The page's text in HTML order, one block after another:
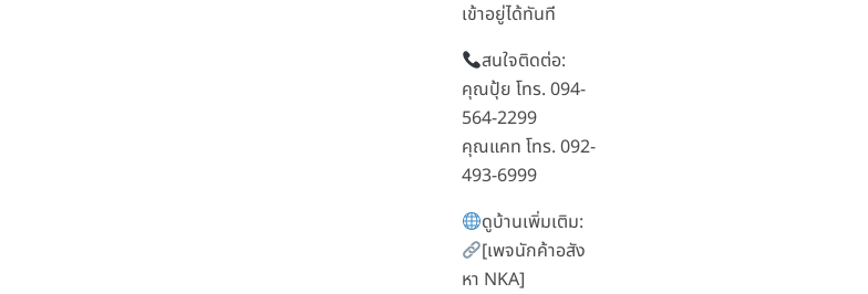
เข้าอยู่ได้ทันที
สนใจติดต่อ:
คุณปุ้ย โทร. 094-
564-2299
คุณแคท โทร. 092-
493-6999
ดูบ้านเพิ่มเติม:
[เพจนักค้าอสัง
หา NKA]